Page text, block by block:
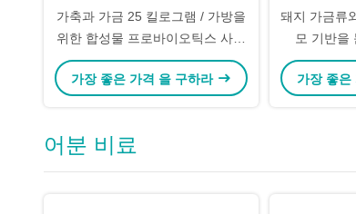
가축과 가금 25 킬로그램 / 가방을
위한 합성물 프로바이오틱스 사료
첨가물
가장 좋은 가격 을 구하라
돼지 가금류
모 기반을
가장 좋은
어분 비료